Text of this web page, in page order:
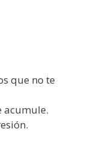
que no te
acumule.